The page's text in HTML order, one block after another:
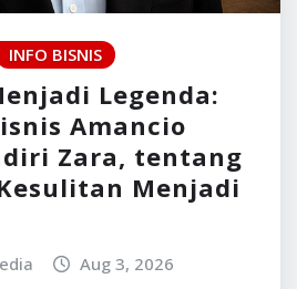
INFO BISNIS
Legenda:
Amancio
Zara, tentang
Menjadi
Aug 3, 2026